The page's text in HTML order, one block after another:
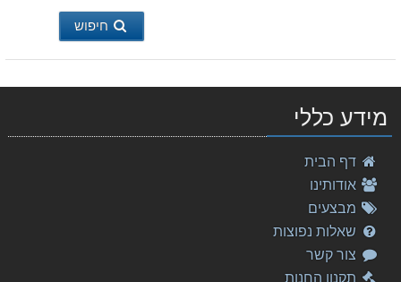
חיפוש
מידע כללי
דף הבית
אודותינו
מבצעים
שאלות נפוצות
צור קשר
תקנון החנות
180.00 ₪
Donizetti, Maria Stuarda
326.00 ₪